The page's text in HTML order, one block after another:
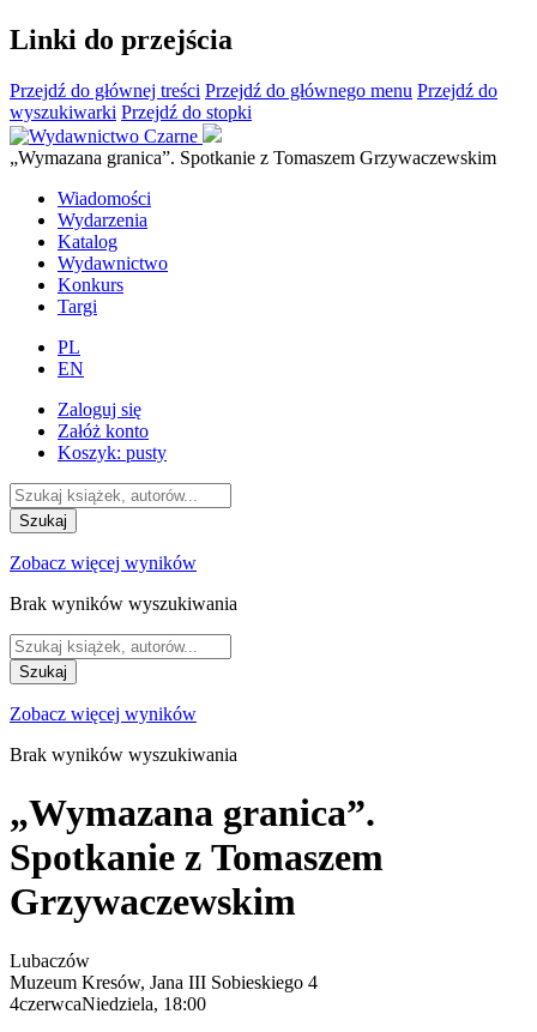
Linki do przejścia
Przejdź do głównej treści Przejdź do głównego menu Przejdź do
wyszukiwarki Przejdź do stopki
„Wymazana granica”. Spotkanie z Tomaszem Grzywaczewskim
Wiadomości
Wydarzenia
Katalog
Wydawnictwo
Konkurs
Targi
PL
EN
Zaloguj się
Załóż konto
Koszyk: pusty
Szukaj
Zobacz więcej wyników
Brak wyników wyszukiwania
Szukaj
Zobacz więcej wyników
Brak wyników wyszukiwania
„Wymazana granica”.
Spotkanie z Tomaszem
Grzywaczewskim
Lubaczów
Muzeum Kresów, Jana III Sobieskiego 4
4czerwcaNiedziela, 18:00